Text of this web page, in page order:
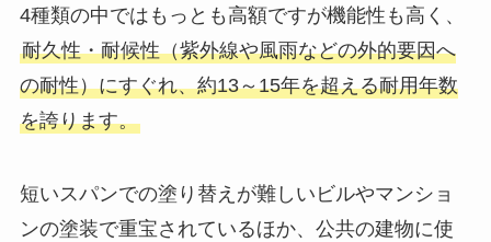
4種類の中ではもっとも高額ですが機能性も高く、
耐久性・耐候性（紫外線や風雨などの外的要因へ
の耐性）にすぐれ、約13～15年を超える耐用年数
を誇ります。
短いスパンでの塗り替えが難しいビルやマンショ
ンの塗装で重宝されているほか、公共の建物に使